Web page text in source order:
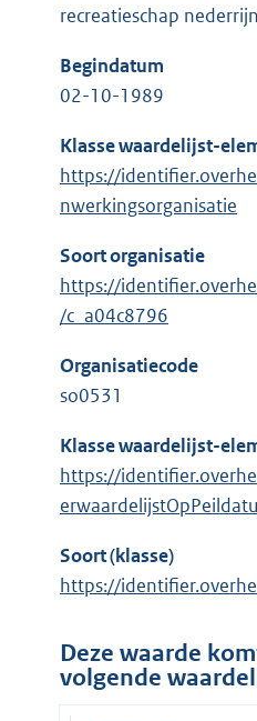
recreatieschap
Begindatum
02-10-1989
Klasse waardelijst-
https://
nwerkingsorganisatie
Soort organisatie
https://
/c_a04c8796
Organisatiecode
so0531
Klasse waardelijst-
https://
Soort (klasse)
https://
Deze waarde
volgende